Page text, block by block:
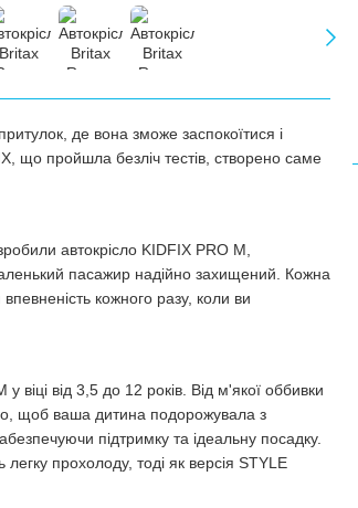
де вона зможе заспокоїтися і
що пройшла безліч тестів, створено саме
автокрісло KIDFIX PRO M,
пасажир надійно захищений. Кожна
кожного разу, коли ви
віці від 3,5 до 12 років. Від м'якої оббивки
щоб ваша дитина подорожувала з
підтримку та ідеальну посадку.
прохолоду, тоді як версія STYLE